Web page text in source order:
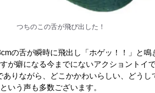
つちのこの舌が飛び出した！
の舌が瞬時に飛出し「ホゲッ！！」と鳴
が癖になる今までにないアクショントイで
りながら、どこかかわいらしい、どうし
いう声も多数ございます。